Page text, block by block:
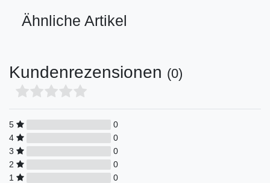
Ähnliche Artikel
Kundenrezensionen (0)
5
0
4
0
3
0
2
0
1
0